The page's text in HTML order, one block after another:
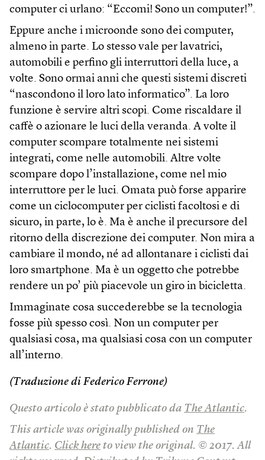
computer ci urlano: “Eccomi! Sono un computer!”.
Eppure anche i microonde sono dei computer,
almeno in parte. Lo stesso vale per lavatrici,
automobili e perfino gli interruttori della luce, a
volte. Sono ormai anni che questi sistemi discreti
“nascondono il loro lato informatico”. La loro
funzione è servire altri scopi. Come riscaldare il
caffè o azionare le luci della veranda. A volte il
computer scompare totalmente nei sistemi
integrati, come nelle automobili. Altre volte
scompare dopo l’installazione, come nel mio
interruttore per le luci. Omata può forse apparire
come un ciclocomputer per ciclisti facoltosi e di
sicuro, in parte, lo è. Ma è anche il precursore del
ritorno della discrezione dei computer. Non mira a
cambiare il mondo, né ad allontanare i ciclisti dai
loro smartphone. Ma è un oggetto che potrebbe
rendere un po’ più piacevole un giro in bicicletta.
Immaginate cosa succederebbe se la tecnologia
fosse più spesso così. Non un computer per
qualsiasi cosa, ma qualsiasi cosa con un computer
all’interno.
(Traduzione di Federico Ferrone)
Questo articolo è stato pubblicato da The Atlantic.
This article was originally published on The
Atlantic. Click here to view the original. © 2017. All